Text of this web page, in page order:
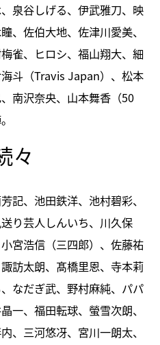
泉谷しげる、伊武雅刀、映
、佐伯大地、佐津川愛美、
雀、ヒロシ、福山翔大、細
斗（Travis Japan）、松本
南沢奈央、山本舞香（50
々
記、池田鉄洋、池村碧彩、
り芸人しんいち、川久保
宮浩信（三四郎）、佐藤祐
訪太朗、髙橋里恩、寺本莉
なだぎ武、野村麻純、パパ
一、福田転球、螢雪次朗、
、三河悠冴、宮川一朗太、